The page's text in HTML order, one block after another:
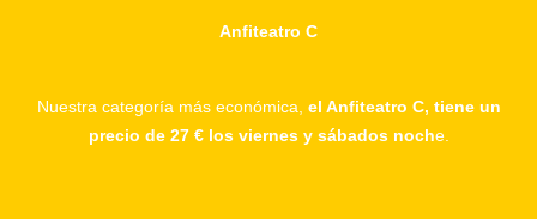
Anfiteatro C
Nuestra categoría más económica, el Anfiteatro C, tiene un
precio de 27 € los viernes y sábados noche.